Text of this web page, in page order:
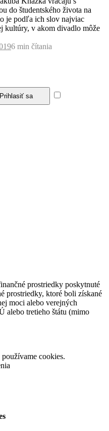
do študentského života na
je podľa ich slov najviac
kultúry, v akom divadlo môže
6 min čítania
prostriedky poskytnuté
prostriedky, ktoré boli získané
moci alebo verejných
alebo tretieho štátu (mimo
cookies.